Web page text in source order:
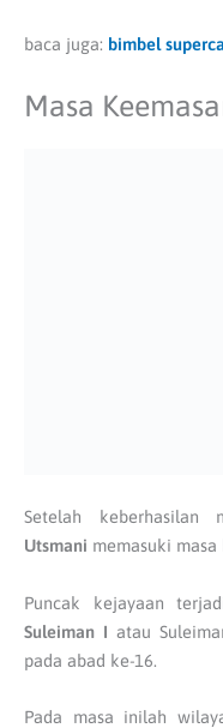
baca juga: bimbel
Masa
Setelah keberhasilan
Utsmani memasuki masa
Puncak kejayaan
Suleiman I atau
pada abad ke-16.
Pada masa inilah